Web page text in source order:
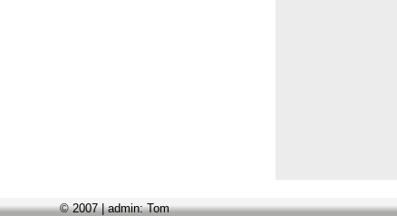
© 2007 | admin: Tom